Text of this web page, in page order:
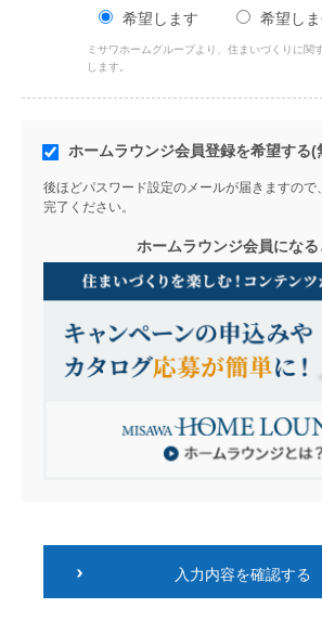
希望します
希望し
ミサワホームグループより、住まいづくりに関
します。
ホームラウンジ会員登録を希望する(
後ほどパスワード設定のメールが届きますので
完了ください。
ホームラウンジ会員にな
入力内容を確認する